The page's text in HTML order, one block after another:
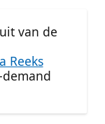
van de
Reeks